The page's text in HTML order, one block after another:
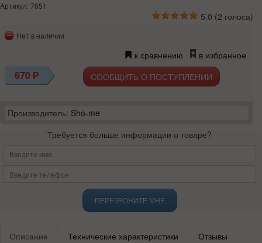
Артикул: 7651
5.0 (2 голоса)
Нет в наличии
к сравнению в избранное
670 Р СООБЩИТЬ О ПОСТУПЛЕНИИ
Производитель: Sho-me
Требуется больше информации о товаре?
ПЕРЕЗВОНИТЕ МНЕ
Описание Технические характеристики Отзывы